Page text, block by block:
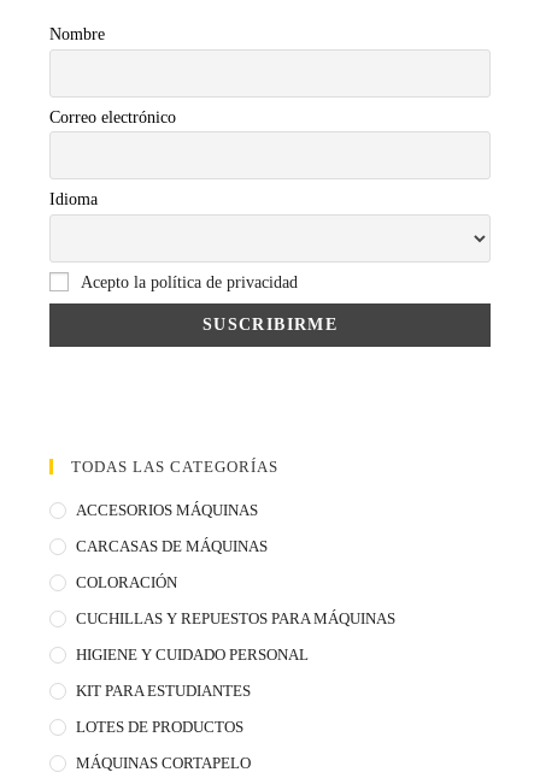
Nombre
Correo electrónico
Idioma
Acepto la política de privacidad
TODAS LAS CATEGORÍAS
ACCESORIOS MÁQUINAS
CARCASAS DE MÁQUINAS
COLORACIÓN
CUCHILLAS Y REPUESTOS PARA MÁQUINAS
HIGIENE Y CUIDADO PERSONAL
KIT PARA ESTUDIANTES
LOTES DE PRODUCTOS
MÁQUINAS CORTAPELO